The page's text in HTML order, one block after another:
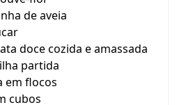
de aveia
doce cozida e amassada
partida
em flocos
cubos